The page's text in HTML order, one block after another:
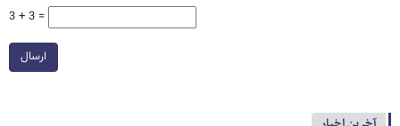
3 + 3 =
ارسال